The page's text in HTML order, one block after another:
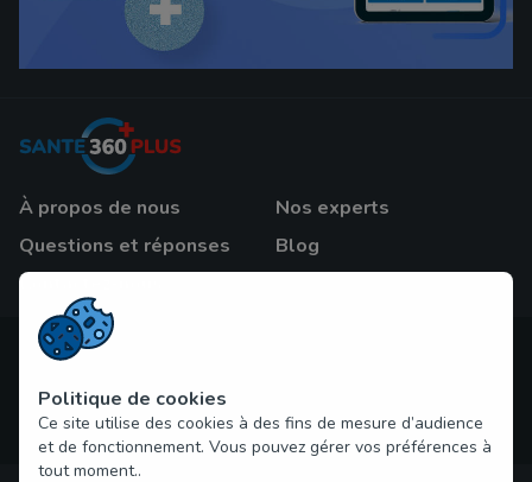
À propos de nous
Questions et réponses
Contactez-nous
Nos experts
Blog
Droit d'auteur © 2026 sante360plus.com Tous droits réservés
Politique de cookies
Ce site utilise des cookies à des fins de mesure d’audience
et de fonctionnement. Vous pouvez gérer vos préférences à
tout moment..